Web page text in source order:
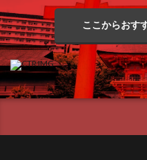
ここからおす